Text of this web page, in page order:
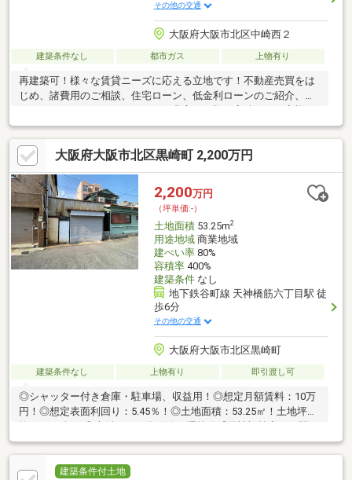
その他の交通
大阪府大阪市北区中崎西２
建築条件なし 都市ガス 上物有り
再建築可！様々な賃貸ニーズに応える立地です！不動産売買をは
じめ、諸費用のご相談、住宅ローン、低金利ローンのご紹介、リ
大切な不動産取引をしっかりサポートいたします。住まいに関す
る疑問やお悩みは、どんなことでもワールドスタイルへお気軽に
ご相談ください。
大阪府大阪市北区黒崎町 2,200万円
2,200万円
（坪単価:-）
土地面積53.25m2
用途地域商業地域
建ぺい率80%
容積率400%
建築条件なし
地下鉄谷町線 天神橋筋六丁目駅 徒
歩6分
その他の交通
大阪府大阪市北区黒崎町
建築条件なし 上物有り 即引渡し可
◎シャッター付き倉庫・駐車場、収益用！◎想定月額賃料：10万
円！◎想定表面利回り：5.45％！◎土地面積：53.25㎡！土地坪
徒歩約6分！ 大阪メトロ谷町線『中崎町駅』徒歩約8分！◎梅田
も徒歩圏内の好立地！◎再建築不可
建築条件付土地